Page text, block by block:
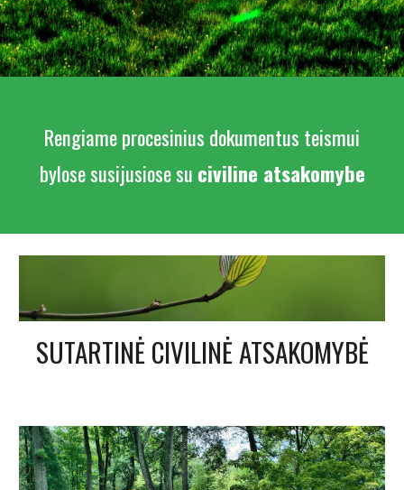
Rengiame procesinius dokumentus teismui
bylosesusijusiose su civiline atsakomybe
SUTARTINĖ CIVILINĖ ATSAKOMYBĖ